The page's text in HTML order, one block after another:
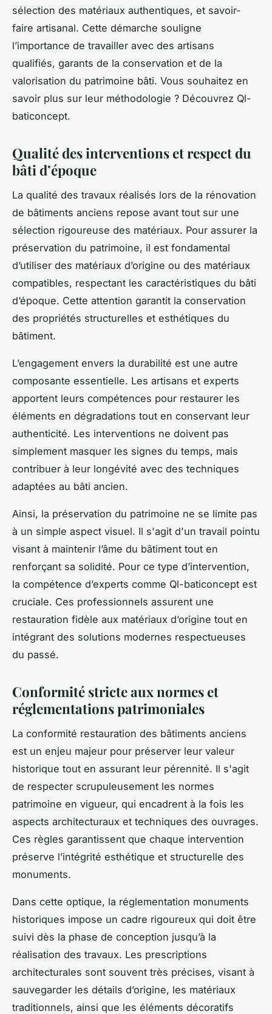
sélection des matériaux authentiques, et savoir-
faire artisanal. Cette démarche souligne
l’importance de travailler avec des artisans
qualifiés, garants de la conservation et de la
valorisation du patrimoine bâti. Vous souhaitez en
savoir plus sur leur méthodologie ? Découvrez Ql-
baticoncept.
Qualité des interventions et respect du
bâti d’époque
La qualité des travaux réalisés lors de la rénovation
de bâtiments anciens repose avant tout sur une
sélection rigoureuse des matériaux. Pour assurer la
préservation du patrimoine, il est fondamental
d’utiliser des matériaux d’origine ou des matériaux
compatibles, respectant les caractéristiques du bâti
d’époque. Cette attention garantit la conservation
des propriétés structurelles et esthétiques du
bâtiment.
L’engagement envers la durabilité est une autre
composante essentielle. Les artisans et experts
apportent leurs compétences pour restaurer les
éléments en dégradations tout en conservant leur
authenticité. Les interventions ne doivent pas
simplement masquer les signes du temps, mais
contribuer à leur longévité avec des techniques
adaptées au bâti ancien.
Ainsi, la préservation du patrimoine ne se limite pas
à un simple aspect visuel. Il s'agit d'un travail pointu
visant à maintenir l’âme du bâtiment tout en
renforçant sa solidité. Pour ce type d’intervention,
la compétence d’experts comme Ql-baticoncept est
cruciale. Ces professionnels assurent une
restauration fidèle aux matériaux d’origine tout en
intégrant des solutions modernes respectueuses
du passé.
Conformité stricte aux normes et
réglementations patrimoniales
La conformité restauration des bâtiments anciens
est un enjeu majeur pour préserver leur valeur
historique tout en assurant leur pérennité. Il s'agit
de respecter scrupuleusement les normes
patrimoine en vigueur, qui encadrent à la fois les
aspects architecturaux et techniques des ouvrages.
Ces règles garantissent que chaque intervention
préserve l’intégrité esthétique et structurelle des
monuments.
Dans cette optique, la réglementation monuments
historiques impose un cadre rigoureux qui doit être
suivi dès la phase de conception jusqu’à la
réalisation des travaux. Les prescriptions
architecturales sont souvent très précises, visant à
sauvegarder les détails d’origine, les matériaux
traditionnels, ainsi que les éléments décoratifs